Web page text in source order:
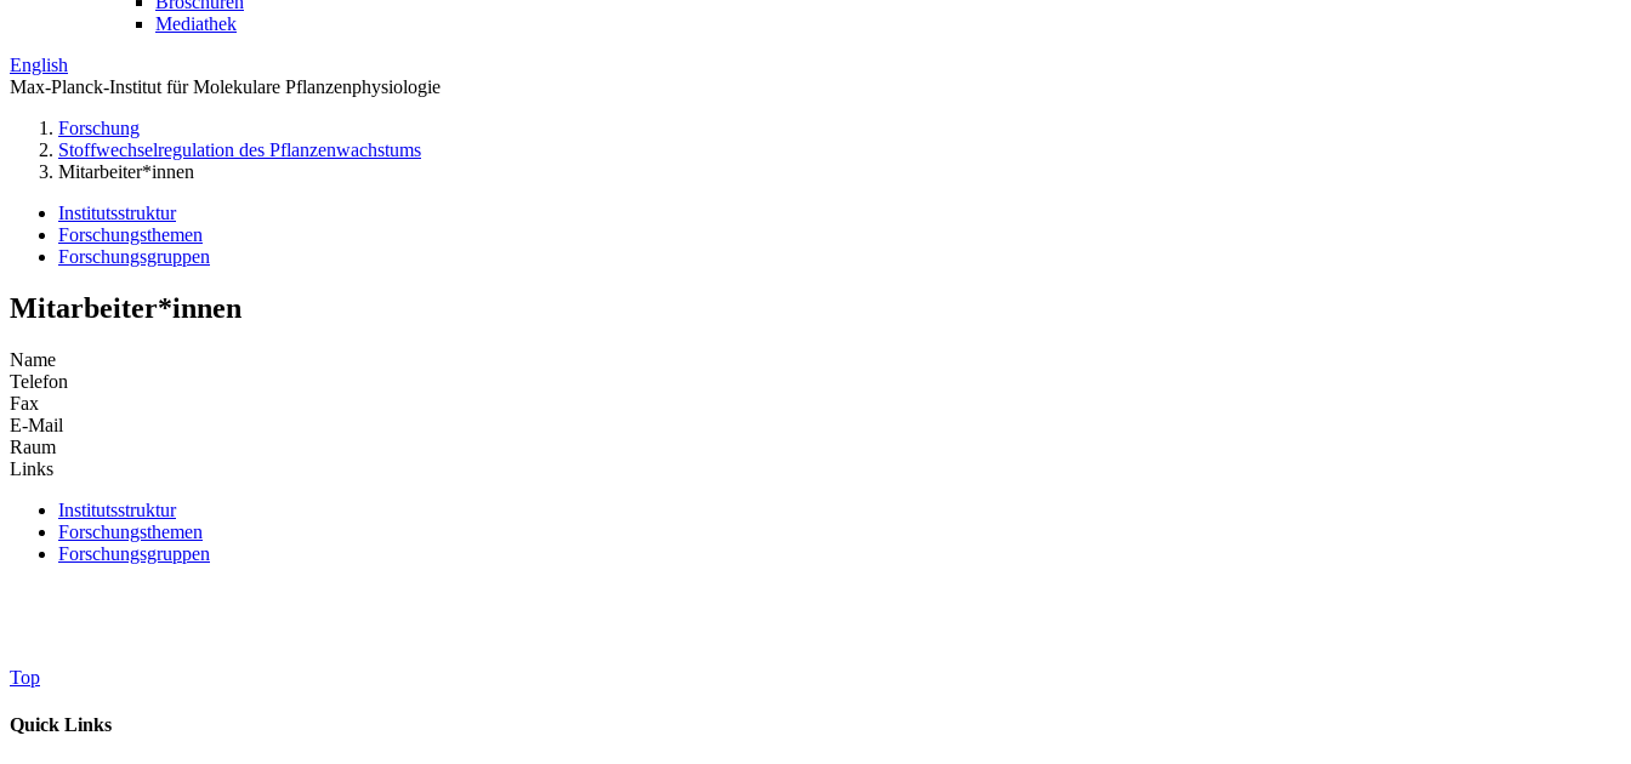
Mediathek
English
Max-Planck-Institut für Molekulare Pflanzenphysiologie
Forschung
Stoffwechselregulation des Pflanzenwachstums
Mitarbeiter*innen
Institutsstruktur
Forschungsthemen
Forschungsgruppen
Mitarbeiter*innen
Name
Telefon
Fax
E-Mail
Raum
Links
Institutsstruktur
Forschungsthemen
Forschungsgruppen
Top
Quick Links